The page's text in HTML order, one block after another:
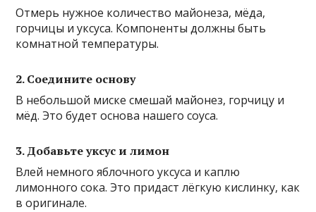
Отмерь нужное количество майонеза, мёда,
горчицы и уксуса. Компоненты должны быть
комнатной температуры.
2. Соедините основу
В небольшой миске смешай майонез, горчицу и
мёд. Это будет основа нашего соуса.
3. Добавьте уксус и лимон
Влей немного яблочного уксуса и каплю
лимонного сока. Это придаст лёгкую кислинку, как
в оригинале.